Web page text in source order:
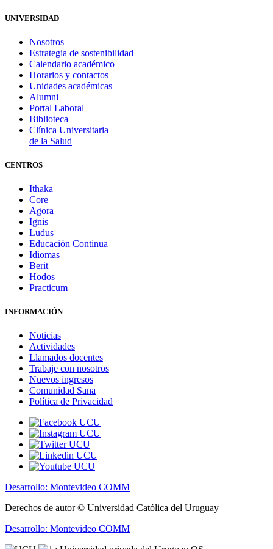
UNIVERSIDAD
Nosotros
Estrategia de sostenibilidad
Calendario académico
Horarios y contactos
Unidades académicas
Alumni
Portal Laboral
Biblioteca
Clínica Universitaria
de la Salud
CENTROS
Ithaka
Core
Agora
Ignis
Ludus
Educación Continua
Idiomas
Berit
Hodos
Practicum
INFORMACIÓN
Noticias
Actividades
Llamados docentes
Trabaje con nosotros
Nuevos ingresos
Comunidad Sana
Política de Privacidad
Desarrollo: Montevideo COMM
Derechos de autor © Universidad Católica del Uruguay
Desarrollo: Montevideo COMM